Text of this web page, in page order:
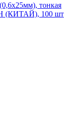
тонкая
(КИТАЙ), 100 шт